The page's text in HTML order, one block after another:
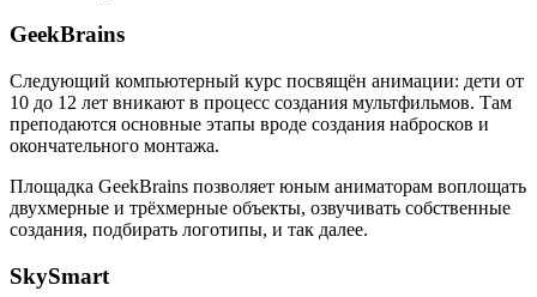
GeekBrains
Следующий компьютерный курс посвящён анимации: дети от
10 до 12 лет вникают в процесс создания мультфильмов. Там
преподаются основные этапы вроде создания набросков и
окончательного монтажа.
Площадка GeekBrains позволяет юным аниматорам воплощать
двухмерные и трёхмерные объекты, озвучивать собственные
создания, подбирать логотипы, и так далее.
SkySmart